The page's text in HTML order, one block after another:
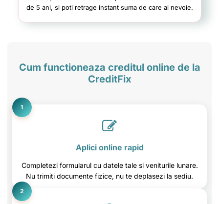
de 5 ani, si poti retrage instant suma de care ai nevoie.
Cum functioneaza creditul online de la
CreditFix
1
Aplici online rapid
Completezi formularul cu datele tale si veniturile lunare.
Nu trimiti documente fizice, nu te deplasezi la sediu.
2